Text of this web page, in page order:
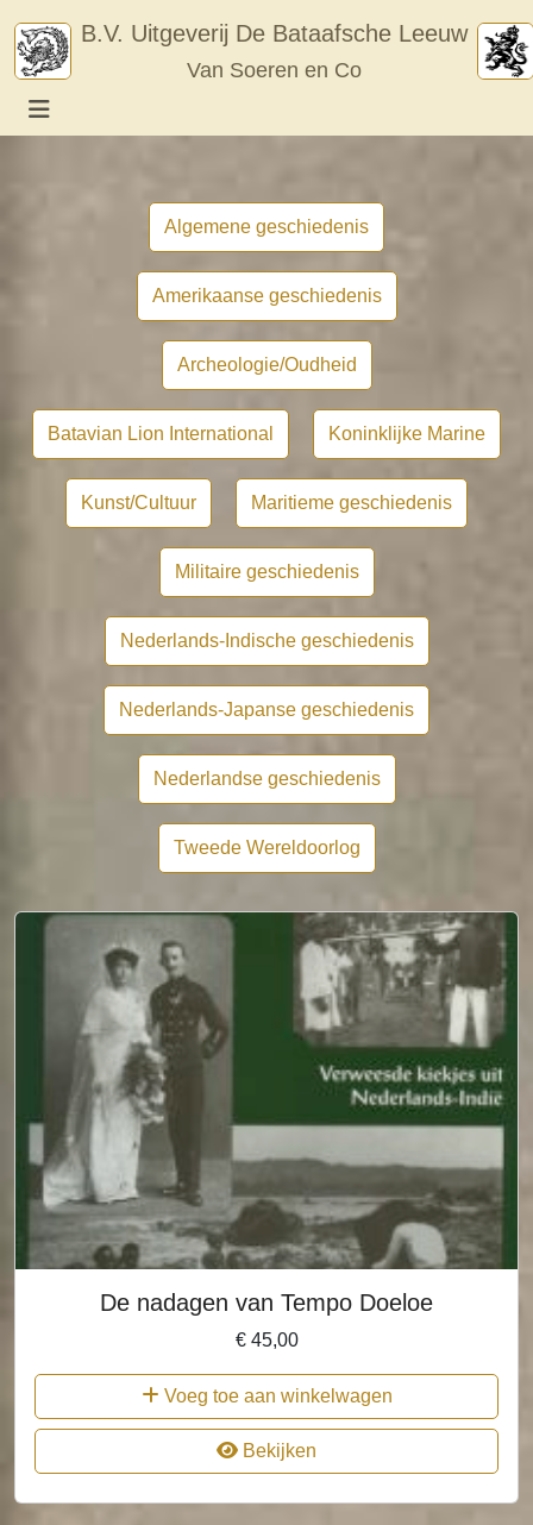
content
B.V. Uitgeverij De Bataafsche Leeuw
Van Soeren en Co
Algemene geschiedenis
Amerikaanse geschiedenis
Archeologie/Oudheid
Batavian Lion International Koninklijke Marine
Kunst/Cultuur Maritieme geschiedenis
Militaire geschiedenis
Nederlands-Indische geschiedenis
Nederlands-Japanse geschiedenis
Nederlandse geschiedenis
Tweede Wereldoorlog
De nadagen van Tempo Doeloe
€45,00
Voeg toe aan winkelwagen
Bekijken